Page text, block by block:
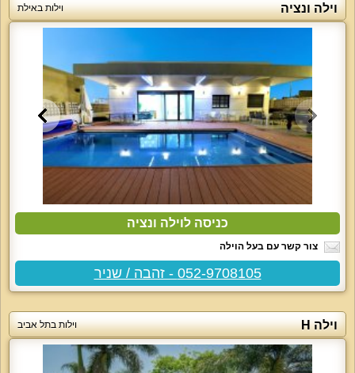
וילה ונציה וילות באילת
כניסה לוילה ונציה
צור קשר עם בעל הוילה
052-9708105 - זהבה / שניר
וילה H וילות בתל אביב